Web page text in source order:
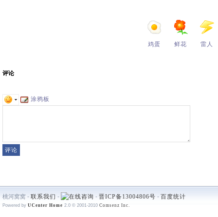
鸡蛋 鲜花 雷人
评论
涂鸦板
桃河窝窝 - 联系我们 - - 晋ICP备13004806号 - 百度统计
Powered by UCenter Home 2.0 © 2001-2010 Comsenz Inc.